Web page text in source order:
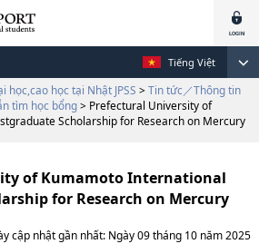
Tiếng Việt
học,cao học tại Nhật JPSS > Tin tức／Thông tin
tìm học bổng> Prefectural University of
Scholarship for Research on Mercury
of Kumamoto International
for Research on Mercury
cập nhật gần nhất: Ngày 09 tháng 10 năm 2025